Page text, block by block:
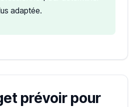
adaptée.
prévoir pour